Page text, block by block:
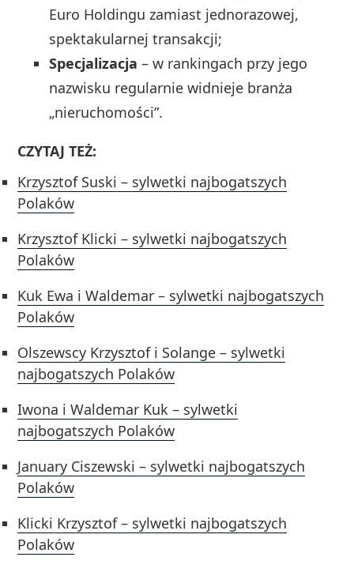
Euro Holdingu zamiast jednorazowej,
spektakularnej transakcji;
Specjalizacja – w rankingach przy jego
nazwisku regularnie widnieje branża
„nieruchomości”.
CZYTAJ TEŻ:
Krzysztof Suski – sylwetki najbogatszych
Polaków
Krzysztof Klicki – sylwetki najbogatszych
Polaków
Kuk Ewa i Waldemar – sylwetki najbogatszych
Polaków
Olszewscy Krzysztof i Solange – sylwetki
najbogatszych Polaków
Iwona i Waldemar Kuk – sylwetki
najbogatszych Polaków
January Ciszewski – sylwetki najbogatszych
Polaków
Klicki Krzysztof – sylwetki najbogatszych
Polaków